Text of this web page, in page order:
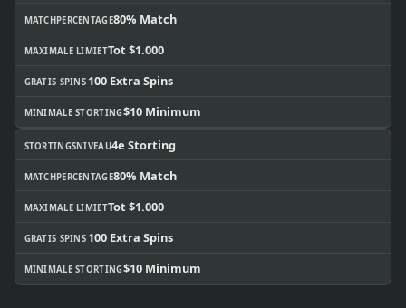
MATCHPERCENTAGE80% Match
MAXIMALE LIMIETTot $1.000
GRATIS SPINS 100 Extra Spins
MINIMALE STORTING$10 Minimum
STORTINGSNIVEAU4e Storting
MATCHPERCENTAGE80% Match
MAXIMALE LIMIETTot $1.000
GRATIS SPINS 100 Extra Spins
MINIMALE STORTING$10 Minimum